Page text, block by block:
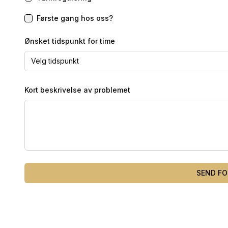
Første gang hos oss?
Ønsket tidspunkt for time
Velg tidspunkt
Kort beskrivelse av problemet
SEND